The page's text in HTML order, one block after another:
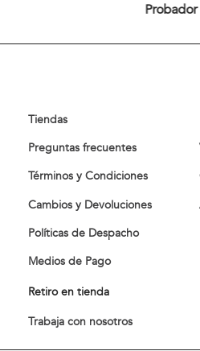
Tiendas
Preguntas frecuentes
Términos y Condiciones
Cambios y Devoluciones
Políticas de Despacho
Medios de Pago
Retiro en tienda
Trabaja con nosotros